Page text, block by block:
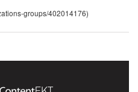
groups/402014176)